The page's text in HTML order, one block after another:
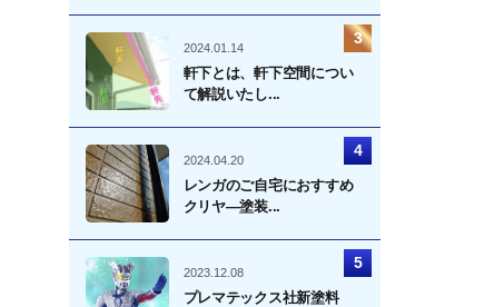
2024.01.14
軒下とは、軒下空間につい
て解説いたし...
2024.04.20
レンガのご自宅におすすめ
クリヤ―塗装...
2023.12.08
プレマテックス社新塗料